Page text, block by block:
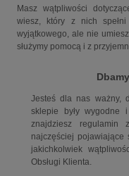
Masz wątpliwości
wiesz, który z nich
wyjątkowego, ale nie
służymy pomocą i z
Jesteś dla nas ważny,
sklepie były wygodne
znajdziesz regulamin
najczęściej
jakichkolwiek
Obsługi Klienta.